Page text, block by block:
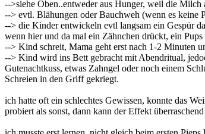
-->siehe Oben..entweder aus Hunger, weil die Milch
--> evtl. Blähungen oder Bauchweh (wenn es keine
--> die Kinder entwickeln evtl langsam ein Gespür
wenn hier und da mal ein Zähnchen drückt, ein
--> Kind schreit, Mama geht erst nach 1-2 Minuten
--> Kind wird ins Bett gebracht mit Abendritual,
Gutenachtkuss, etwas Zahngel oder noch einem
Schreien in den Griff gekriegt.
ich hatte oft ein schlechtes Gewissen, konnte das
probiert als sonst, dann kann der Effekt